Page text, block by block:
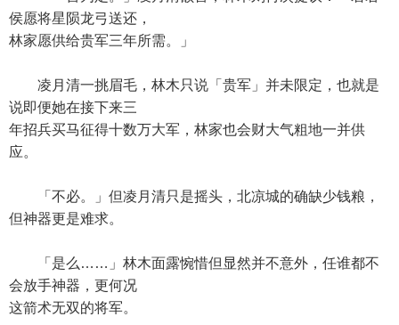
侯愿将星陨龙弓送还，
林家愿供给贵军三年所需。」
凌月清一挑眉毛，林木只说「贵军」并未限定，也就是
说即便她在接下来三
年招兵买马征得十数万大军，林家也会财大气粗地一并供
应。
「不必。」但凌月清只是摇头，北凉城的确缺少钱粮，
但神器更是难求。
「是么……」林木面露惋惜但显然并不意外，任谁都不
会放手神器，更何况
这箭术无双的将军。